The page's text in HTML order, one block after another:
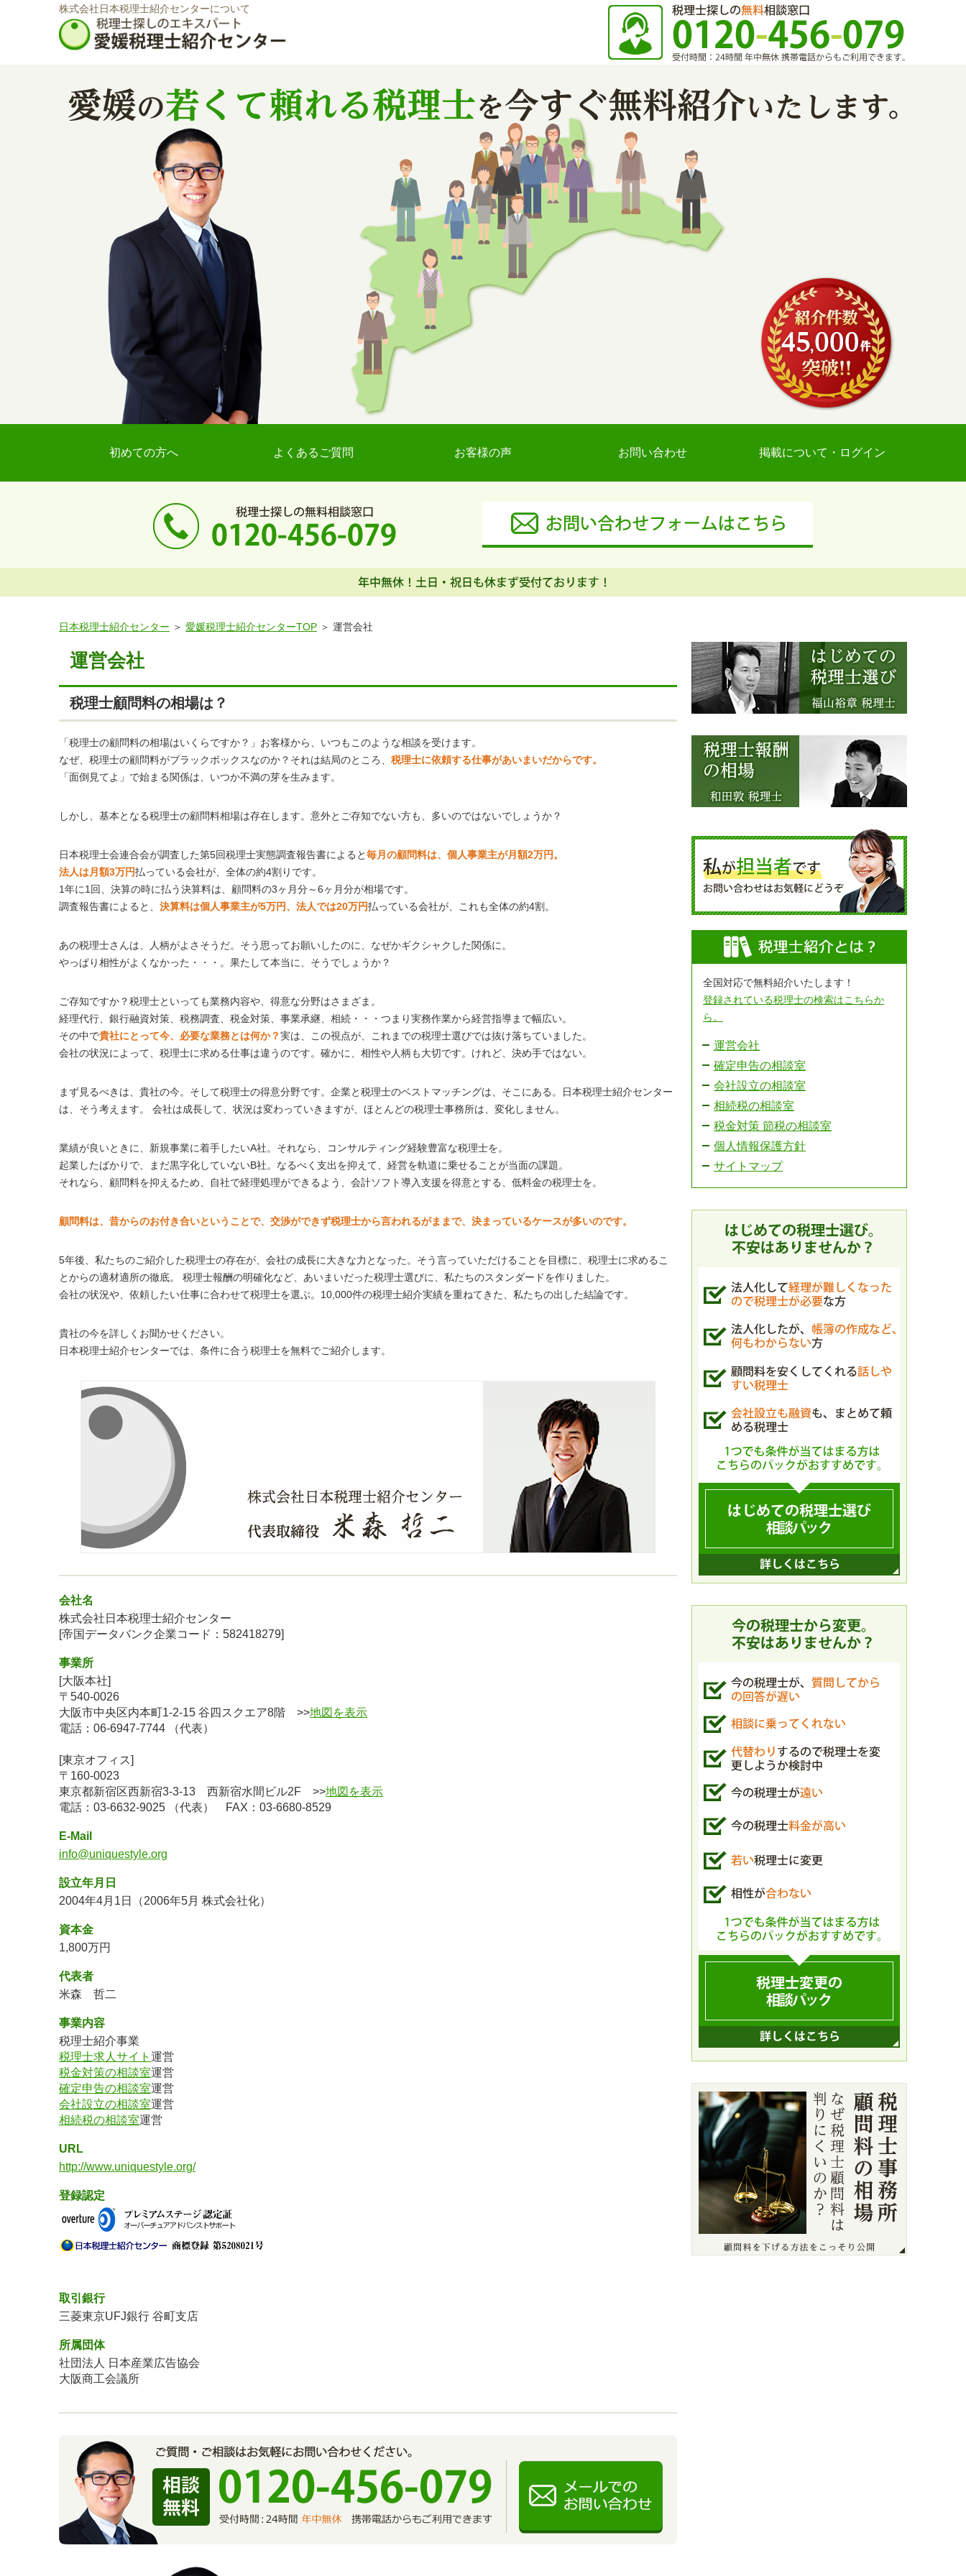
株式会社日本税理士紹介センターについて
初めての方へ よくあるご質問 お客様の声 お問い合わせ 掲載について・ログイン
日本税理士紹介センター 愛媛税理士紹介センターTOP 運営会社
運営会社
税理士顧問料の相場は？
「税理士の顧問料の相場はいくらですか？」お客様から、いつもこのような相談を受けます。
なぜ、税理士の顧問料がブラックボックスなのか？それは結局のところ、 税理士に依頼する仕事があいまいだからです。
「面倒見てよ」で始まる関係は、いつか不満の芽を生みます。
しかし、基本となる税理士の顧問料相場は存在します。意外とご存知でない方も、多いのではないでしょうか？
日本税理士会連合会が調査した第5回税理士実態調査報告書によると毎月の顧問料は、個人事業主が月額2万円。
法人は月額3万円払っている会社が、全体の約4割りです。
1年に1回、決算の時に払う決算料は、顧問料の3ヶ月分～6ヶ月分が相場です。
調査報告書によると、 決算料は個人事業主が5万円、法人では20万円払っている会社が、これも全体の約4割。
あの税理士さんは、人柄がよさそうだ。そう思ってお願いしたのに、なぜかギクシャクした関係に。
やっぱり相性がよくなかった・・・。果たして本当に、そうでしょうか？
ご存知ですか？税理士といっても業務内容や、得意な分野はさまざま。
経理代行、銀行融資対策、税務調査、税金対策、事業承継、相続・・・つまり実務作業から経営指導まで幅広い。
その中で貴社にとって今、必要な業務とは何か？実は、この視点が、これまでの税理士選びでは抜け落ちていました。
会社の状況によって、税理士に求める仕事は違うのです。確かに、相性や人柄も大切です。けれど、決め手ではない。
まず見るべきは、貴社の今。そして税理士の得意分野です。企業と税理士のベストマッチングは、そこにある。日本税理士紹介センター
は、そう考えます。 会社は成長して、状況は変わっていきますが、ほとんどの税理士事務所は、変化しません。
業績が良いときに、新規事業に着手したいA社。それなら、コンサルティング経験豊富な税理士を。
起業したばかりで、まだ黒字化していないB社。なるべく支出を抑えて、経営を軌道に乗せることが当面の課題。
それなら、顧問料を抑えるため、自社で経理処理ができるよう、会計ソフト導入支援を得意とする、低料金の税理士を。
顧問料は、昔からのお付き合いということで、交渉ができず税理士から言われるがままで、決まっているケースが多いのです。
5年後、私たちのご紹介した税理士の存在が、会社の成長に大きな力となった。そう言っていただけることを目標に、税理士に求めるこ
とからの適材適所の徹底。 税理士報酬の明確化など、あいまいだった税理士選びに、私たちのスタンダードを作りました。
会社の状況や、依頼したい仕事に合わせて税理士を選ぶ。10,000件の税理士紹介実績を重ねてきた、私たちの出した結論です。
貴社の今を詳しくお聞かせください。
日本税理士紹介センターでは、条件に合う税理士を無料でご紹介します。
会社名
株式会社日本税理士紹介センター
[帝国データバンク企業コード：582418279]
事業所
[大阪本社]
〒540-0026
大阪市中央区内本町1-2-15 谷四スクエア8階 >>地図を表示
電話：06-6947-7744 （代表）
[東京オフィス]
〒160-0023
東京都新宿区西新宿3-3-13 西新宿水間ビル2F >>地図を表示
電話：03-6632-9025 （代表） FAX：03-6680-8529
E-Mail
info@uniquestyle.org
設立年月日
2004年4月1日（2006年5月 株式会社化）
資本金
1,800万円
代表者
米森 哲二
事業内容
税理士紹介事業
税理士求人サイト 運営
税金対策の相談室運営
確定申告の相談室運営
会社設立の相談室運営
相続税の相談室運営
URL
http://www.uniquestyle.org/
登録認定
取引銀行
三菱東京UFJ銀行 谷町支店
所属団体
社団法人 日本産業広告協会
大阪商工会議所
全国対応で無料紹介いたします！
登録されている税理士の検索はこちらか
ら。
運営会社
確定申告の相談室
会社設立の相談室
相続税の相談室
税金対策 節税の相談室
個人情報保護方針
サイトマップ